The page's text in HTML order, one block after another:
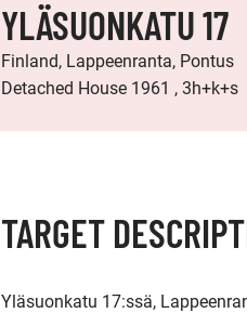
YLÄSUONKATU 17
Finland, Lappeenranta, Pontus
Detached House 1961 , 3h+k+s
TARGET
Yläsuonkatu 17:ssä,